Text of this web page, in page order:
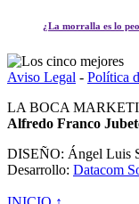
¿La morralla es lo
Aviso Legal - Política
LA BOCA
Alfredo Franco
DISEÑO: Ángel Luis
Desarrollo: Datacom